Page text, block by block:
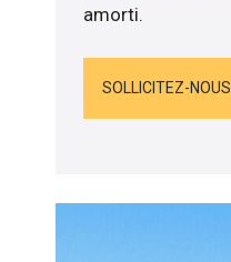
amorti.
SOLLICITEZ-NOUS